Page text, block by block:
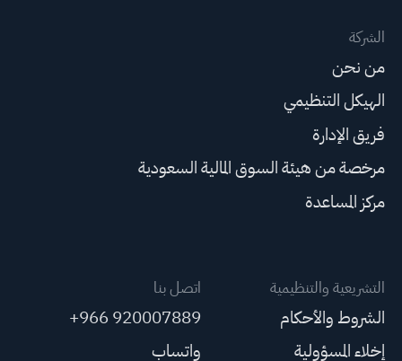
الشركة
من نحن
الهيكل التنظيمي
فريق الإدارة
مرخصة من هيئة السوق المالية السعودية
مركز المساعدة
التشريعية والتنظيمية
الشروط والأحكام
إخلاء المسؤولية
اتصل بنا
+966 920007889
واتساب